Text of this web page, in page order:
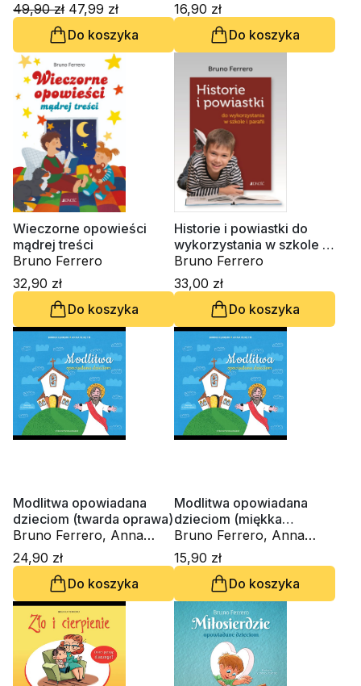
49,90 zł 47,99 zł
Do koszyka
16,90 zł
Do koszyka
Wieczorne opowieści
mądrej treści
Bruno Ferrero
32,90 zł
Do koszyka
Historie i powiastki do
wykorzystania w szkole i
parafii
Bruno Ferrero
33,00 zł
Do koszyka
Modlitwa opowiadana
dzieciom (twarda oprawa)
Bruno Ferrero, Anna
Peiretti
24,90 zł
Do koszyka
Modlitwa opowiadana
dzieciom (miękka
oprawa)
Bruno Ferrero, Anna
Peiretti
15,90 zł
Do koszyka